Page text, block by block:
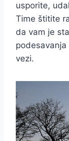
usporite,
Time štitite
da vam je
vezi.